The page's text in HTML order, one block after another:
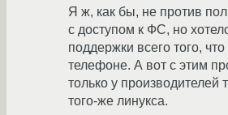
Я ж, как бы, не против
с доступом к ФС, но
поддержки всего того,
телефоне. А вот с этим
только у производителей
того-же линукса.